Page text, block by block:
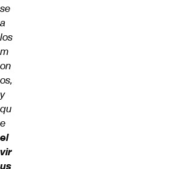
se
a
los
m
on
os,
y
qu
e
el
vir
us